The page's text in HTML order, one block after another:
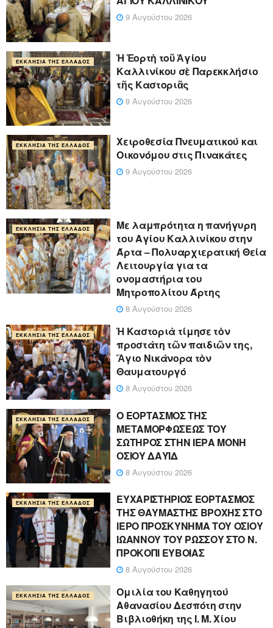
9 Αυγούστου 2026
ΕΚΚΛΗΣΊΑ ΤΗΣ ΕΛΛΆΔΟΣ
Ἡ Ἑορτὴ τοῦ Ἁγίου
Καλλινίκου σὲ Παρεκκλήσιο
τῆς Καστοριᾶς
9 Αυγούστου 2026
ΕΚΚΛΗΣΊΑ ΤΗΣ ΕΛΛΆΔΟΣ
Χειροθεσία Πνευματικού και
Οικονόμου στις Πινακάτες
9 Αυγούστου 2026
ΕΚΚΛΗΣΊΑ ΤΗΣ ΕΛΛΆΔΟΣ
Με λαμπρότητα η πανήγυρη
του Αγίου Καλλινίκου στην
Άρτα – Πολυαρχιερατική Θεία
Λειτουργία για τα
ονομαστήρια του
Μητροπολίτου Άρτης
8 Αυγούστου 2026
ΕΚΚΛΗΣΊΑ ΤΗΣ ΕΛΛΆΔΟΣ
Ἡ Καστοριὰ τίμησε τὸν
προστάτη τῶν παιδιῶν της,
Ἅγιο Νικάνορα τὸν
Θαυματουργό
8 Αυγούστου 2026
ΕΚΚΛΗΣΊΑ ΤΗΣ ΕΛΛΆΔΟΣ
Ο ΕΟΡΤΑΣΜΟΣ ΤΗΣ
ΜΕΤΑΜΟΡΦΩΣΕΩΣ ΤΟΥ
ΣΩΤΗΡΟΣ ΣΤΗΝ ΙΕΡΑ ΜΟΝΗ
ΟΣΙΟΥ ΔΑΥΪΔ
8 Αυγούστου 2026
ΕΚΚΛΗΣΊΑ ΤΗΣ ΕΛΛΆΔΟΣ
ΕΥΧΑΡΙΣΤΗΡΙΟΣ ΕΟΡΤΑΣΜΟΣ
ΤΗΣ ΘΑΥΜΑΣΤΗΣ ΒΡΟΧΗΣ ΣΤΟ
ΙΕΡΟ ΠΡΟΣΚΥΝΗΜΑ ΤΟΥ ΟΣΙΟΥ
ΙΩΑΝΝΟΥ ΤΟΥ ΡΩΣΣΟΥ ΣΤΟ Ν.
ΠΡΟΚΟΠΙ ΕΥΒΟΙΑΣ
8 Αυγούστου 2026
ΕΚΚΛΗΣΊΑ ΤΗΣ ΕΛΛΆΔΟΣ
Ομιλία του Καθηγητού
Αθανασίου Δεσπότη στην
Βιβλιοθήκη της Ι. Μ. Χίου